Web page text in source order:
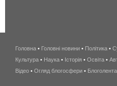
Головна • Головні новини • Політика •
Культура • Наука • Історія • Освіта •
Відео • Огляд блогосфери • Блоголента